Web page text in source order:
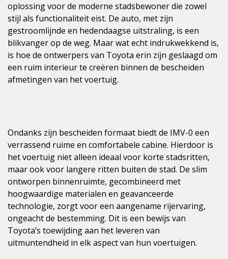
oplossing voor de moderne stadsbewoner die zowel
stijl als functionaliteit eist. De auto, met zijn
gestroomlijnde en hedendaagse uitstraling, is een
blikvanger op de weg. Maar wat echt indrukwekkend is,
is hoe de ontwerpers van Toyota erin zijn geslaagd om
een ruim interieur te creëren binnen de bescheiden
afmetingen van het voertuig.
Ondanks zijn bescheiden formaat biedt de IMV-0 een
verrassend ruime en comfortabele cabine. Hierdoor is
het voertuig niet alleen ideaal voor korte stadsritten,
maar ook voor langere ritten buiten de stad. De slim
ontworpen binnenruimte, gecombineerd met
hoogwaardige materialen en geavanceerde
technologie, zorgt voor een aangename rijervaring,
ongeacht de bestemming. Dit is een bewijs van
Toyota’s toewijding aan het leveren van
uitmuntendheid in elk aspect van hun voertuigen.